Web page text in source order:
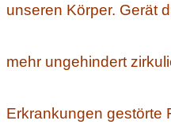
unseren Körper. Gerät
mehr ungehindert
Erkrankungen gestörte